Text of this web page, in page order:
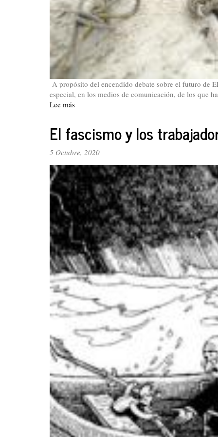
A propósito del encendido debate sobre el futuro de
especial, en los medios de comunicación, de los que
Lee más
EPM
botín
de
grupos
económicos
políticos?
El fascismo y los
5 Octubre, 2020